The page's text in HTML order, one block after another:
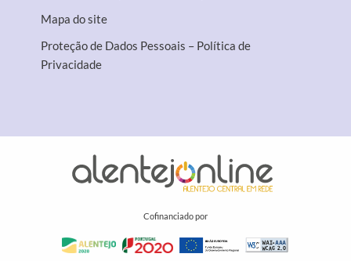
Mapa do site
Proteção de Dados Pessoais – Política de
Privacidade
Cofinanciado por